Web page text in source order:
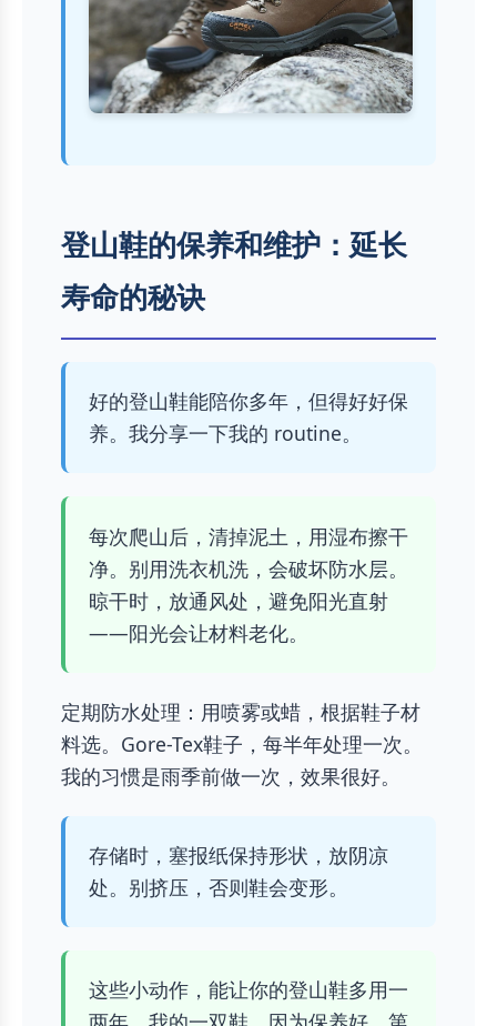
登山鞋的保养和维护：延长
寿命的秘诀
好的登山鞋能陪你多年，但得好好保
养。我分享一下我的 routine。
每次爬山后，清掉泥土，用湿布擦干
净。别用洗衣机洗，会破坏防水层。
晾干时，放通风处，避免阳光直射
——阳光会让材料老化。
定期防水处理：用喷雾或蜡，根据鞋子材
料选。Gore-Tex鞋子，每半年处理一次。
我的习惯是雨季前做一次，效果很好。
存储时，塞报纸保持形状，放阴凉
处。别挤压，否则鞋会变形。
这些小动作，能让你的登山鞋多用一